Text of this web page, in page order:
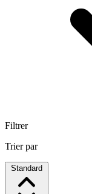
Filtrer
Trier par
Standard